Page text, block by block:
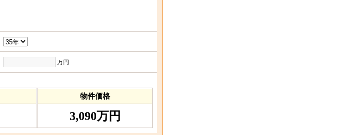
万円
物件価格
3,090万円